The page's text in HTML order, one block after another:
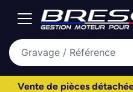
Vente de pièces